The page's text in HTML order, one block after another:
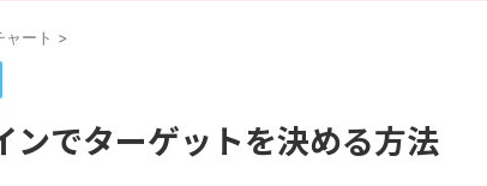
ャート >
ンでターゲットを決める方法